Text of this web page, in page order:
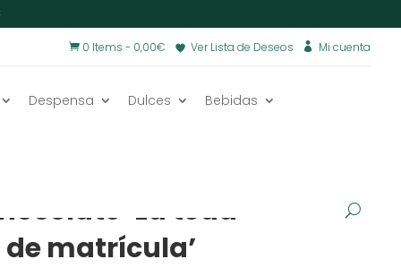
 Mi cuenta
Ver Lista de Deseos
 0 Items - 0,00€
Despensa Dulces Bebidas
‘La teua
matrícula’